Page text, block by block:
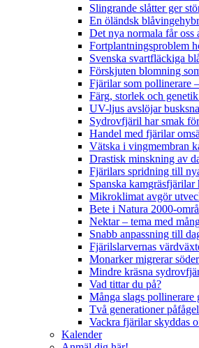
Slingrande slåtter ger
En öländsk
Det nya normala får oss
Fortplantningsproblem
Svenska svartfläckiga
Förskjuten blomning
Fjärilar som pollinerare
Färg, storlek och
UV-ljus avslöjar
Sydrovfjäril har smak
Handel med fjärilar
Vätska i vingmembran
Drastisk minskning av
Fjärilars spridning till
Spanska
Mikroklimat avgör
Bete i Natura 2000-
Nektar – tema med
Snabb anpassning till
Fjärilslarvernas
Monarker migrerar
Mindre kräsna
Vad tittar du på?
Många slags pollinerare
Två generationer
Vackra fjärilar skyddas
Kalender